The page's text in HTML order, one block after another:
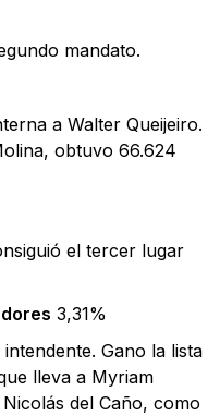
mandato.
a Walter Queijeiro.
obtuvo 66.624
el tercer lugar
3,31%
Gano la lista
lleva a Myriam
del Caño, como